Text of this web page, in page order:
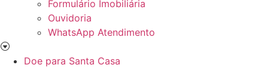
Formulário Imobiliária
Ouvidoria
WhatsApp Atendimento
Doe para Santa Casa